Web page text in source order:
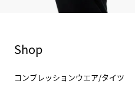
Shop
コンプレッションウエア/タイツ